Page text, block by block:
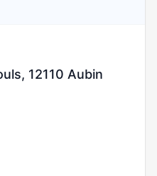
12110 Aubin